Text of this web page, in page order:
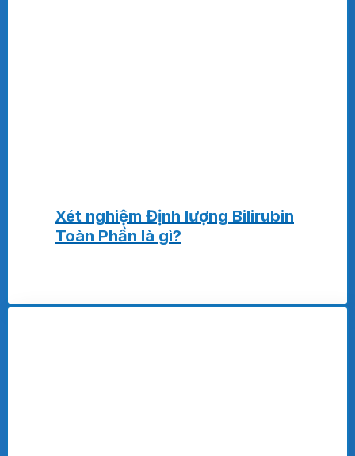
Xét nghiệm Định lượng Bilirubin
Toàn Phần là gì?